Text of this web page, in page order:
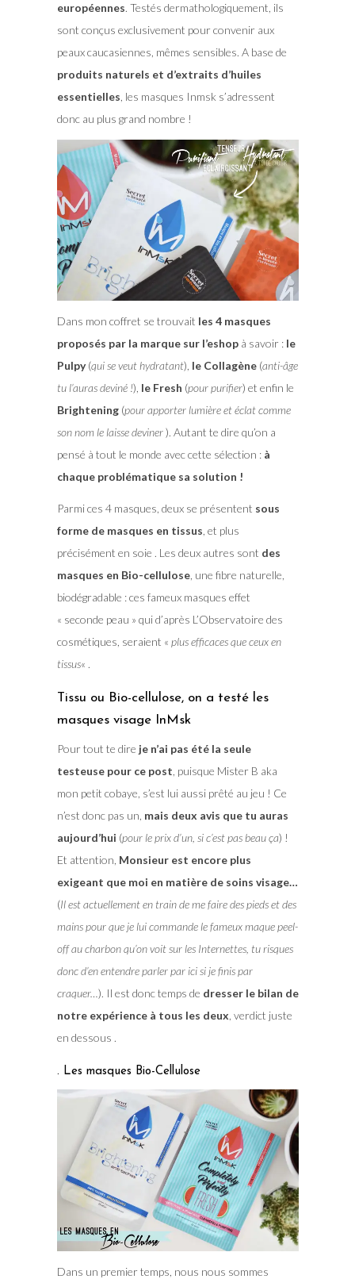
européennes. Testés dermathologiquement, ils
sont conçus exclusivement pour convenir aux
peaux caucasiennes, mêmes sensibles. A base de
produits naturels et d’extraits d’huiles
essentielles , les masques Inmsk s’adressent
donc au plus grand nombre !
Dans mon coffret se trouvait les 4 masques
proposés par la marque sur l’eshopà savoir : le
Pulpy(qui se veut hydratant), le Collagène(anti-âge
tu l’auras deviné !), le Fresh (pour purifier) et enfin le
Brightening(pour apporter lumière et éclat comme
son nom le laisse deviner). Autant te dire qu’on a
pensé à tout le monde avec cette sélection : à
chaque problématique sa solution !
Parmi ces 4 masques, deux se présentent sous
forme de masques en tissus , et plus
précisément en soie . Les deux autres sont des
masques en Bio-cellulose, une fibre naturelle,
biodégradable : ces fameux masques effet
« seconde peau » qui d’après L’Observatoire des
cosmétiques, seraient « plus efficaces que ceux en
tissus« .
Tissu ou Bio-cellulose, on a testé les
masques visage InMsk
Pour tout te dire je n’ai pas été la seule
testeuse pour ce post , puisque Mister B aka
mon petit cobaye, s’est lui aussi prêté au jeu ! Ce
n’est donc pas un, mais deux avis que tu auras
aujourd’hui (pour le prix d’un, si c’est pas beau ça) !
Et attention, Monsieur est encore plus
exigeant que moi en matière de soins visage…
(Il est actuellement en train de me faire des pieds et des
mains pour que je lui commande le fameux maque peel-
off au charbon qu’on voit sur les Internettes, tu risques
donc d’en entendre parler par ici si je finis par
craquer…). Il est donc temps de dresser le bilan de
notre expérience à tous les deux , verdict juste
en dessous .
. Les masques Bio-Cellulose
Dans un premier temps, nous nous sommes